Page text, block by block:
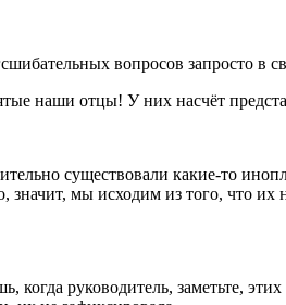
вопросов запросто в
наши отцы! У них насчёт
существовали какие-то
значит, мы исходим из того, что
когда руководитель, заметьте,